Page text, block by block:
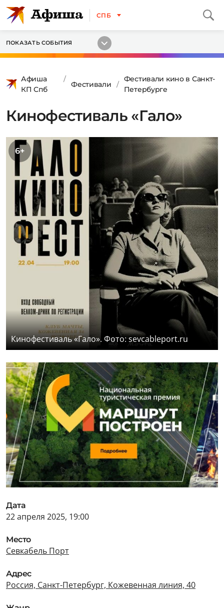
СПБ
ПОКАЗАТЬ СОБЫТИЯ
Афиша
КП Спб
Фестивали
Фестивали кино в Санкт-
Петербурге
Кинофестиваль «Гало»
6+
Кинофестиваль «Гало». Фото: sevcableport.ru
Дата
22 апреля 2025, 19:00
Место
Севкабель Порт
Адрес
Россия, Санкт-Петербург, Кожевенная линия, 40